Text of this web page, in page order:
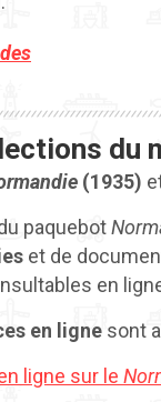
du
(1935)
paquebot
et de
en
en ligne sont
ligne sur le